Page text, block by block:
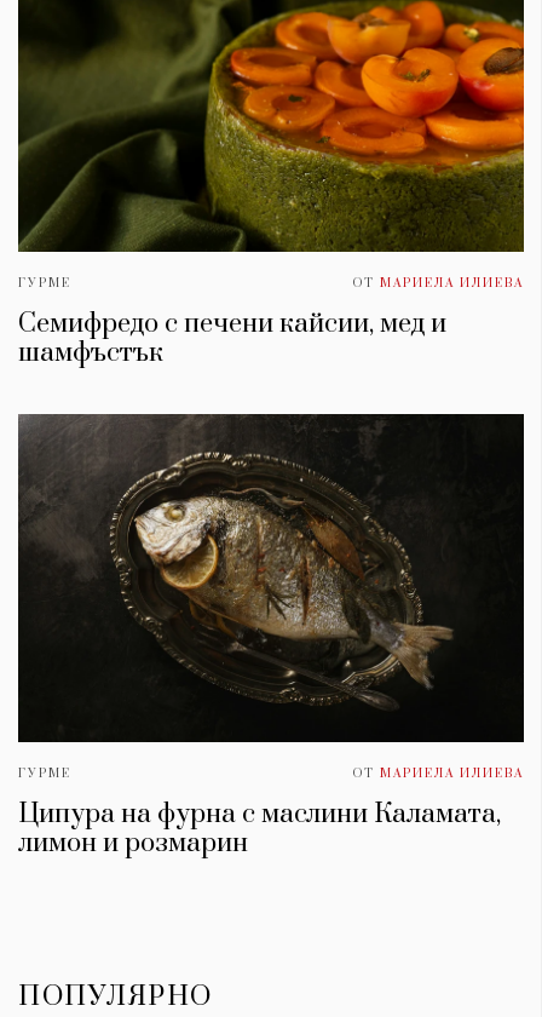
ГУРМЕ ОТ МАРИЕЛА ИЛИЕВА
Семифредо с печени кайсии, мед и
шамфъстък
ГУРМЕ ОТ МАРИЕЛА ИЛИЕВА
Ципура на фурна с маслини Каламата,
лимон и розмарин
ПОПУЛЯРНО